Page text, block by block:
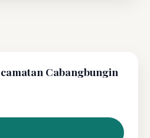
Cabangbungin